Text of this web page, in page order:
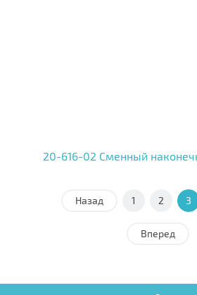
20-616-02 Сменный
Назад 1 2 3
Вперед